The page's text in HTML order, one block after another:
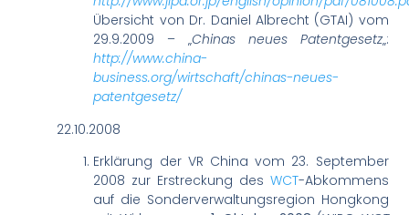
Übersicht von Dr. Daniel Albrecht (GTAI) vom
29.9.2009 – „Chinas neues Patentgesetz„:
http://www.china-
business.org/wirtschaft/chinas-neues-
patentgesetz/
22.10.2008
Erklärung der VR China vom 23. September
2008 zur Erstreckung des WCT-Abkommens
auf die Sonderverwaltungsregion Hongkong